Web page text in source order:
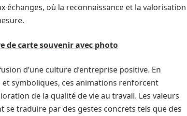
échanges, où la reconnaissance et la valorisation
de carte souvenir avec photo
d’une culture d’entreprise positive. En
symboliques, ces animations renforcent
de la qualité de vie au travail. Les valeurs
se traduire par des gestes concrets tels que des